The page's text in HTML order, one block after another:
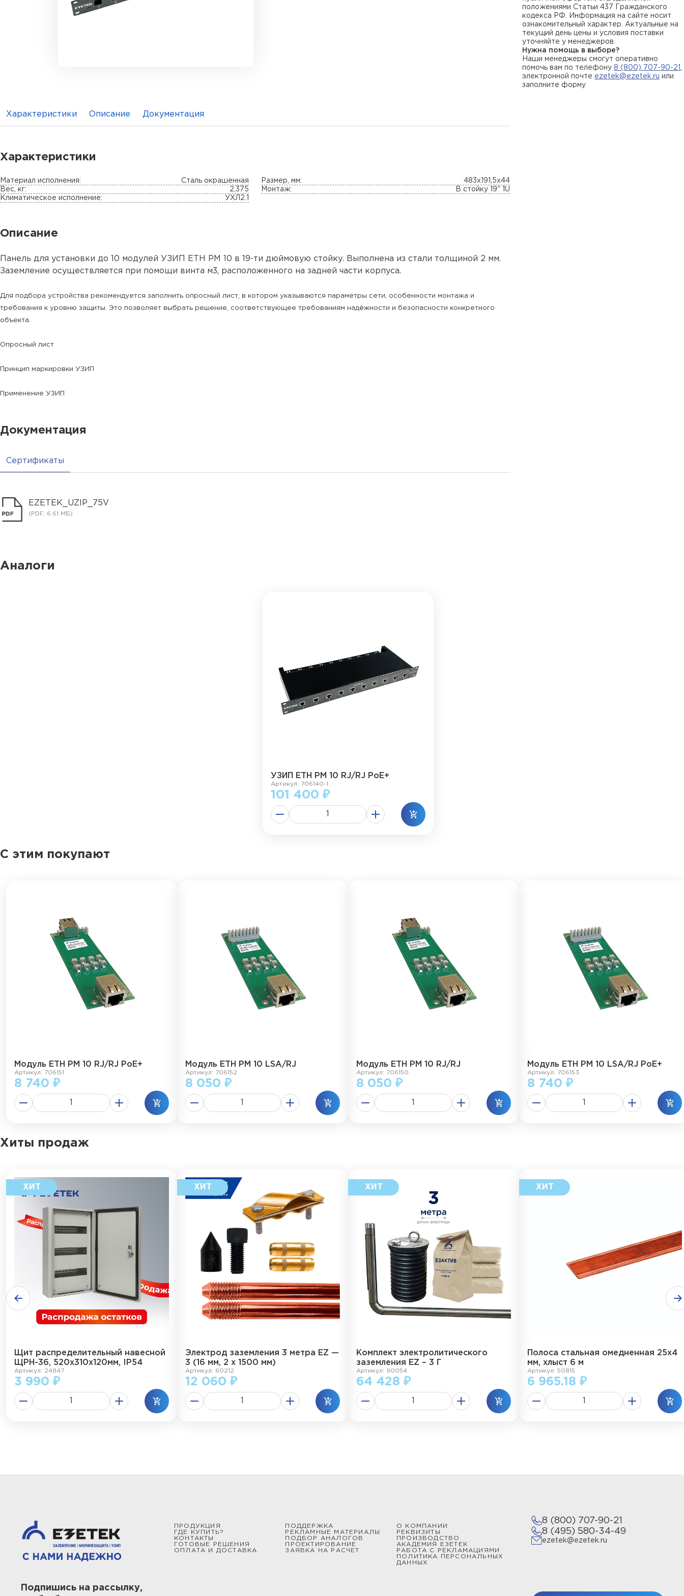
положениями Статьи 437 Гражданского
кодекса РФ. Информация на сайте носит
ознакомительный характер. Актуальные на
текущий день цены и условия поставки
уточняйте у менеджеров.
Нужна помощь в выборе?
Наши менеджеры смогут оперативно
помочь вам по телефону 8 (800) 707-90-21
электронной почте ezetek@ezetek.ru или
заполните форму
Характеристики Описание Документация
Характеристики
Материал исполнения:
Сталь окрашенная
Вес, кг:
2,375
Климатическое исполнение:
УХЛ2.1
Размер, мм:
483x191,5x44
Монтаж:
В стойку 19" 1U
Описание
Панель для установки до 10 модулей УЗИП ЕТН РМ 10 в 19-ти дюймовую стойку. Выполнена из стали толщиной 2 мм.
Заземление осуществляется при помощи винта м3, расположенного на задней части корпуса.
Для подбора устройства рекомендуется заполнить опросный лист , в котором указываются параметры сети, особенности монтажа и
требования к уровню защиты. Это позволяет выбрать решение, соответствующее требованиям надёжности и безопасности конкретного
объекта.
Опросный лист
Принцип маркировки УЗИП
Применение УЗИП
Документация
Сертификаты
EZETEK_UZIP_75V
(PDF, 6.61 МБ)
Аналоги
УЗИП ЕТН РМ 10 RJ/RJ PoE+
Артикул: 706140-1
101 400 ₽
С этим покупают
Модуль ЕТН РМ 10 RJ/RJ PoE+
Артикул: 706151
8 740 ₽
Модуль ЕТН РМ 10 LSA/RJ
Артикул: 706152
8 050 ₽
Модуль ЕТН РМ 10 RJ/RJ
Артикул: 706150
8 050 ₽
Модуль ЕТН РМ 10 LSA/RJ PoE+
Артикул: 706153
8 740 ₽
Хиты продаж
Щит распределительный навесной
ЩРН-36, 520х310х120мм, IP54
Артикул: 24847
3 990 ₽
Электрод заземления 3 метра EZ —
3 (16 мм, 2 х 1500 мм)
Артикул: 60212
12 060 ₽
Комплект электролитического
заземления EZ – 3 Г
Артикул: 90054
64 428 ₽
Полоса стальная омедненная 25х4
мм, хлыст 6 м
Артикул: 50815
6 965.18 ₽
ПРОДУКЦИЯ
ГДЕ КУПИТЬ?
КОНТАКТЫ
ГОТОВЫЕ РЕШЕНИЯ
ОПЛАТА И ДОСТАВКА
ПОДДЕРЖКА
РЕКЛАМНЫЕ МАТЕРИАЛЫ
ПОДБОР АНАЛОГОВ
ПРОЕКТИРОВАНИЕ
ЗАЯВКА НА РАСЧЕТ
О КОМПАНИИ
РЕКВИЗИТЫ
ПРОИЗВОДСТВО
АКАДЕМИЯ ЕЗЕТЕК
РАБОТА С РЕКЛАМАЦИЯМИ
ПОЛИТИКА ПЕРСОНАЛЬНЫХ
ДАННЫХ
8 (800) 707-90-21
8 (495) 580-34-49
ezetek@ezetek.ru
Подпишись на рассылку,